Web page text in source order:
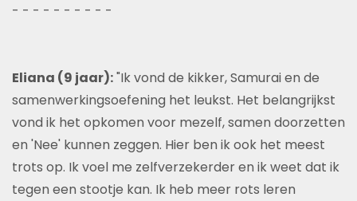
- - - - - - - - - -
Eliana (9 jaar):"Ik vond de kikker, Samurai en de
samenwerkingsoefening het leukst. Het belangrijkst
vond ik het opkomen voor mezelf, samen doorzetten
en 'Nee' kunnen zeggen. Hier ben ik ook het meest
trots op. Ik voel me zelfverzekerder en ik weet dat ik
tegen een stootje kan. Ik heb meer rots leren